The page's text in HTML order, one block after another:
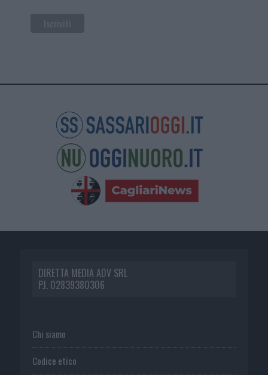
DIRETTA MEDIA ADV SRL
P.I. 02839380306
Chi siamo
Codice etico